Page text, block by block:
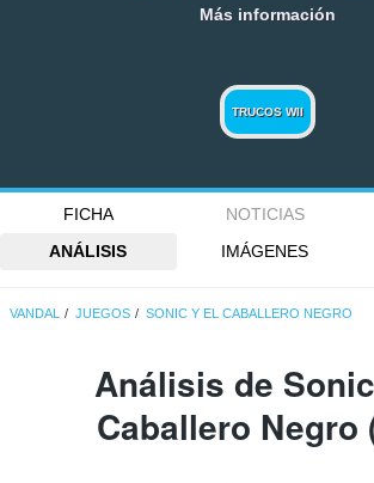
Más información
TRUCOS WII
FICHA NOTICIAS
ANÁLISIS
IMÁGENES
VANDAL JUEGOS SONIC Y EL CABALLERO NEGRO
Análisis de
Caballero Negro